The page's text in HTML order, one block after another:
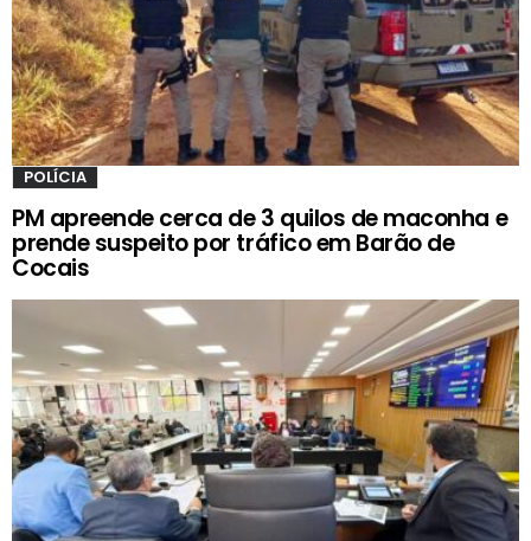
POLÍCIA
PM apreende cerca de 3 quilos de maconha e
prende suspeito por tráfico em Barão de
Cocais